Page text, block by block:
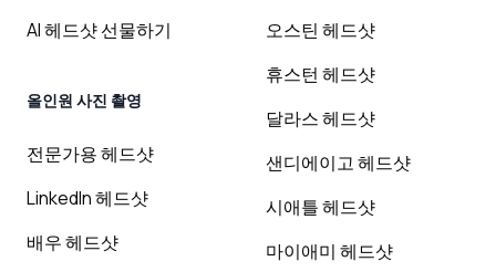
AI 헤드샷 선물하기
올인원 사진 촬영
전문가용 헤드샷
LinkedIn 헤드샷
배우 헤드샷
오스틴 헤드샷
휴스턴 헤드샷
달라스 헤드샷
샌디에이고 헤드샷
시애틀 헤드샷
마이애미 헤드샷